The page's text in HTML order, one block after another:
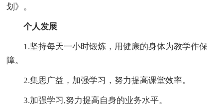
划》。
个人发展
1.坚持每天一小时锻炼，用健康的身体为教学作保
障。
2.集思广益，加强学习，努力提高课堂效率。
3.加强学习,努力提高自身的业务水平。